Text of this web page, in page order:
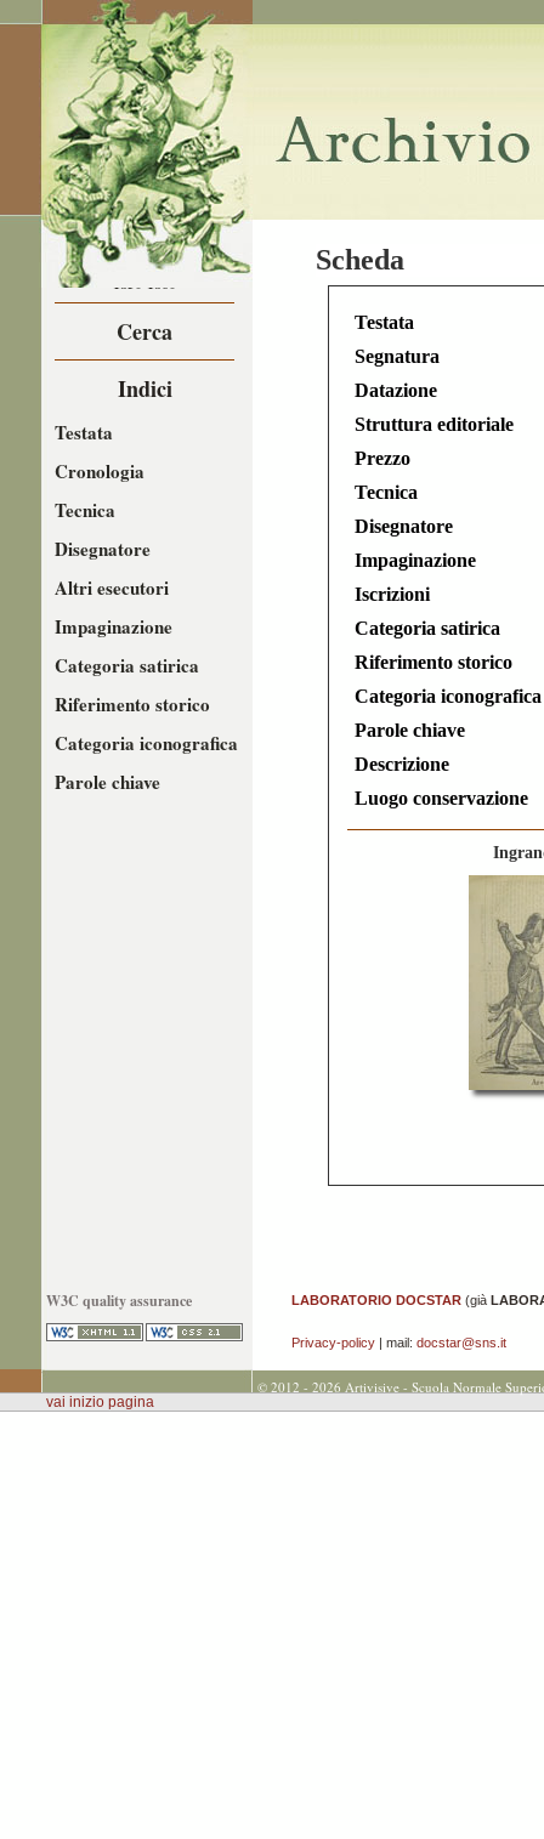
LA CARICATURA
NEL
1850-1860
Cerca
Indici
Testata
Cronologia
Tecnica
Disegnatore
Altri esecutori
Impaginazione
Categoria satirica
Riferimento storico
Categoria iconografica
Parole chiave
Scheda
Testata
Segnatura
Datazione
Struttura editoriale
Prezzo
Tecnica
Disegnatore
Impaginazione
Iscrizioni
Categoria satirica
Riferimento storico
Categoria iconografica
Parole chiave
Descrizione
Luogo conservazione
W3C quality assurance LABORATORIO DOCSTAR (già
Privacy-policy | mail: docstar@sns.it
© 2012 - 2026 Artivisive - Scuola Normale
vai inizio pagina